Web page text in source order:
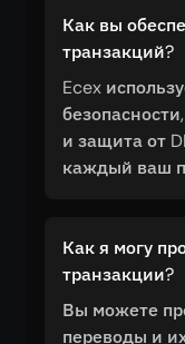
Как вы
транзакций?
Ecex
и защита от
каждый ваш
Как я могу
транзакции?
Вы можете
переводы и